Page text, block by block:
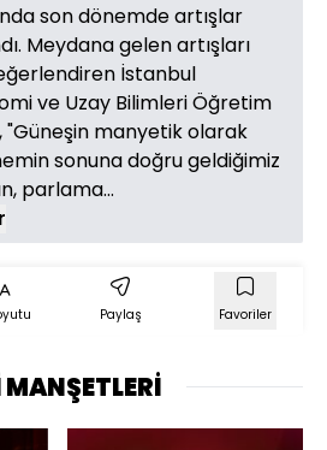
son dönemde artışlar
Meydana gelen artışları
İstanbul
ve Uzay Bilimleri Öğretim
"Güneşin manyetik olarak
sonuna doğru geldiğimiz
parlama...
Paylaş Favoriler